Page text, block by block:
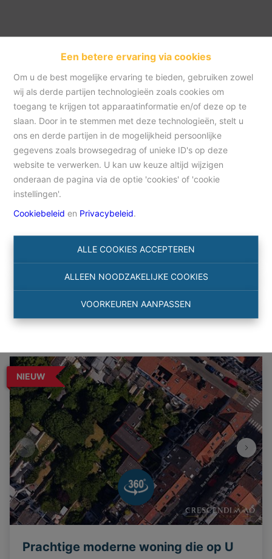
Een betere ervaring via cookies
Om u de best mogelijke ervaring te bieden, gebruiken zowel
wij als derde partijen technologieën zoals cookies om
toegang te krijgen tot apparaatinformatie en/of deze op te
slaan. Door in te stemmen met deze technologieën, stelt u
ons en derde partijen in de mogelijkheid persoonlijke
gegevens zoals browsegedrag of unieke ID's op deze
website te verwerken. U kan uw keuze altijd wijzigen
onderaan de pagina via de optie 'cookies' of 'cookie
instellingen'.
Cookiebeleid en Privacybeleid.
ALLE COOKIES ACCEPTEREN
ALLEEN NOODZAKELIJKE COOKIES
VOORKEUREN AANPASSEN
Home
Home
Filter
NIEUW
Prachtige moderne woning die op U